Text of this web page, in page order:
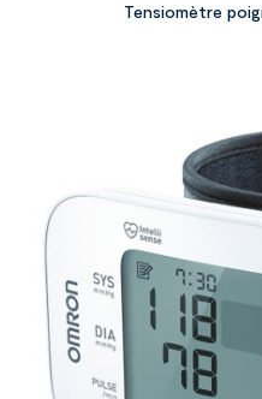
Tensiomètre